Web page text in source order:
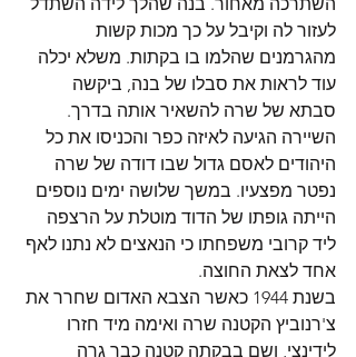
לעזור לה וקיבל על כך מכות קשות
מהגרמנים שהלמו בו בקתות. משלא יכלה
עוד לראות את סבלו של בנה, ביקשה
סבתא של שרה להשאיר אותה בדרך.
השיירה הגיעה לאיזה כפר והכניסו את כל
היהודים לאסם גדול שבו דודה של שרה
נפטר מפצעיו. במשך שלושה ימים נוספים
הייתה גופתו של הדוד מוטלת על הרצפה
ליד קרובי משפחתו כי הנאצים לא נתנו לאף
אחד לצאת החוצה.
בשנת 1944 כאשר הצבא האדום שחרר את
צ'רנוביץ הקטנה שרה ואימה מיד חזרו
לידינצי, ושם בבקתה קטנה כבר גרה